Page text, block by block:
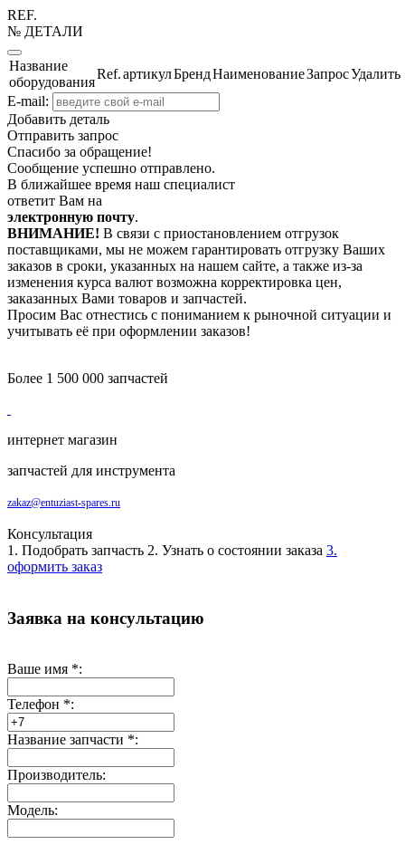
REF.
№ ДЕТАЛИ
Название
оборудования
Ref.артикулБрендНаименованиеЗапросУдалить
E-mail:
Добавить деталь
Отправить запрос
Спасибо за обращение!
Сообщение успешно отправлено.
В ближайшее время наш специалист
ответит Вам на
электронную почту.
ВНИМАНИЕ! В связи с приостановлением отгрузок
поставщиками, мы не можем гарантировать отгрузку Ваших
заказов в сроки, указанных на нашем сайте, а также из-за
изменения курса валют возможна корректировка цен,
заказанных Вами товаров и запчастей.
Просим Вас отнестись с пониманием к рыночной ситуации и
учитывать её при оформлении заказов!
Более 1 500 000 запчастей
интернет магазин
запчастей для инструмента
zakaz@entuziast-spares.ru
Консультация
1. Подобрать запчасть 2. Узнать о состоянии заказа 3.
оформить заказ
Заявка на консультацию
Ваше имя *:
Телефон *:
Название запчасти *:
Производитель:
Модель: